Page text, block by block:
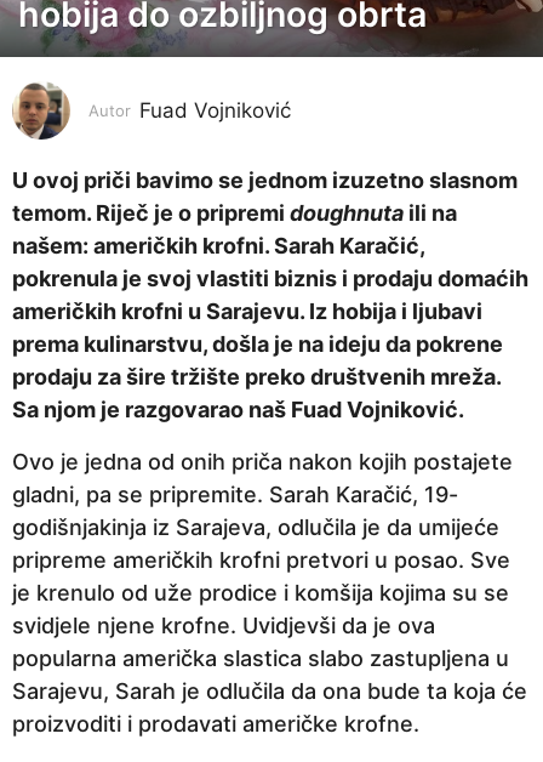
g
o
i
n
a
p
r
i
j
e
6
g
d
i
n
a
p
r
i
j
e
hobija do ozbiljnog obrta
Autor Fuad Vojniković
U ovoj priči bavimo se jednom izuzetno slasnom
temom. Riječ je o pripremi doughnuta ili na
našem: američkih krofni. Sarah Karačić,
pokrenula je svoj vlastiti biznis i prodaju domaćih
američkih krofni u Sarajevu. Iz hobija i ljubavi
prema kulinarstvu, došla je na ideju da pokrene
prodaju za šire tržište preko društvenih mreža.
Sa njom je razgovarao naš Fuad Vojniković.
Ovo je jedna od onih priča nakon kojih postajete
gladni, pa se pripremite. Sarah Karačić, 19-
godišnjakinja iz Sarajeva, odlučila je da umijeće
pripreme američkih krofni pretvori u posao. Sve
je krenulo od uže prodice i komšija kojima su se
svidjele njene krofne. Uvidjevši da je ova
popularna američka slastica slabo zastupljena u
Sarajevu, Sarah je odlučila da ona bude ta koja će
proizvoditi i prodavati američke krofne.